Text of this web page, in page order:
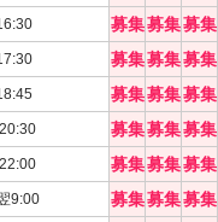
募集募集募集
募集募集募集
募集募集募集
20:30 募集募集募集
22:00 募集募集募集
9:00 募集募集募集